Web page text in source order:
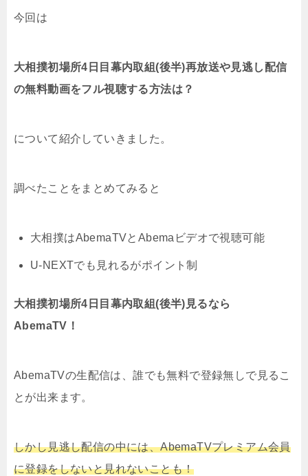
今回は
大相撲初場所4日目幕内取組(後半)再放送や見逃し配信
の無料動画をフル視聴する方法は？
について紹介していきました。
調べたことをまとめてみると
大相撲はAbemaTVとAbemaビデオで視聴可能
U-NEXTでも見れるがポイント制
大相撲初場所4日目幕内取組(後半)見るなら
AbemaTV！
AbemaTVの生配信は、誰でも無料で登録無しで見るこ
とが出来ます。
しかし見逃し配信の中には、AbemaTVプレミアム会員
に登録をしないと見れないことも！